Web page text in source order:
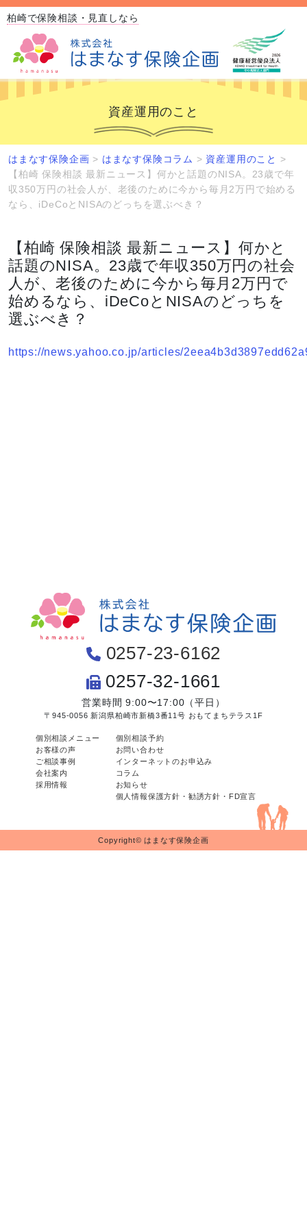
柏崎で保険相談・見直しなら
資産運用のこと
はまなす保険企画 > はまなす保険コラム > 資産運用のこと
>
【柏崎 保険相談 最新ニュース】何かと話題のNISA。23歳で年
収350万円の社会人が、老後のために今から毎月2万円で始める
なら、iDeCoとNISAのどっちを選ぶべき？
【柏崎 保険相談 最新ニュース】何かと
話題のNISA。23歳で年収350万円の社会
人が、老後のために今から毎月2万円で
始めるなら、iDeCoとNISAのどっちを
選ぶべき？
https://news.yahoo.co.jp/articles/
0257-23-6162
0257-32-1661
営業時間 9:00〜17:00（平日）
〒945-0056 新潟県柏崎市新橋3番11号 おもてまちテラス1F
個別相談メニュー
お客様の声
ご相談事例
会社案内
採用情報
個別相談予約
お問い合わせ
インターネットのお申込み
コラム
お知らせ
個人情報保護方針・勧誘方針・FD宣言
Copyright© はまなす保険企画